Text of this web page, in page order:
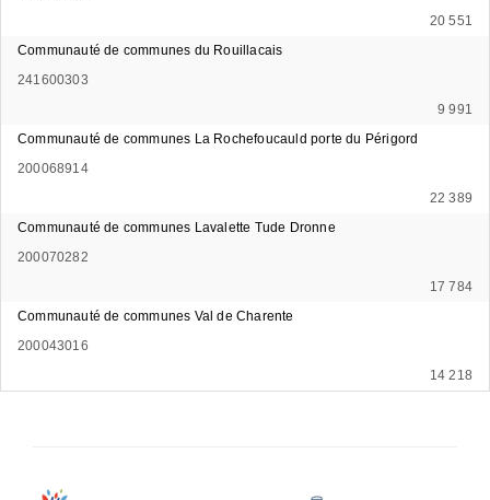
20 551
Communauté de communes du Rouillacais
241600303
9 991
Communauté de communes La Rochefoucauld porte du Périgord
200068914
22 389
Communauté de communes Lavalette Tude Dronne
200070282
17 784
Communauté de communes Val de Charente
200043016
14 218